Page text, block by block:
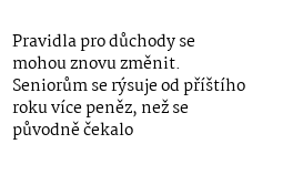
Pravidla pro důchody se
mohou znovu změnit.
Seniorům se rýsuje od příštího
roku více peněz, než se
původně čekalo